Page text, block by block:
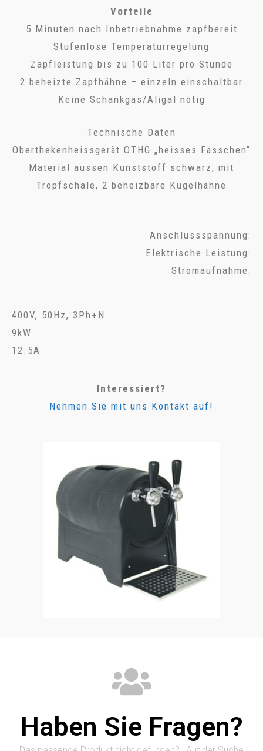
Vorteile
5 Minuten nach Inbetriebnahme zapfbereit
Stufenlose Temperaturregelung
Zapfleistung bis zu 100 Liter pro Stunde
2 beheizte Zapfhähne – einzeln einschaltbar
Keine Schankgas/Aligal nötig
Technische Daten
Oberthekenheissgerät OTHG „heisses Fässchen“
Material aussen Kunststoff schwarz, mit
Tropfschale, 2 beheizbare Kugelhähne
Anschlussspannung:
Elektrische Leistung:
Stromaufnahme:
400V, 50Hz, 3Ph+N
9kW
12.5A
Interessiert?
Nehmen Sie mit uns Kontakt auf!
Haben Sie Fragen?